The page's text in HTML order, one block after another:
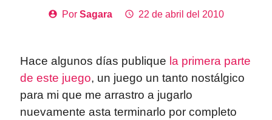
account_circle Por Sagara access_time 22 de abril del 2010
Hace algunos días publique la primera parte
de este juego, un juego un tanto nostálgico
para mi que me arrastro a jugarlo
nuevamente asta terminarlo por completo